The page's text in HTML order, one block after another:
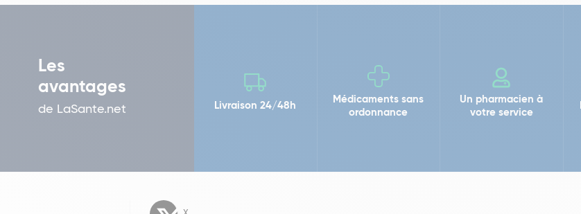
Les
avantages
de LaSante.net Livraison 24/48h
Médicaments sans
ordonnance
Un pharmacien à
votre service